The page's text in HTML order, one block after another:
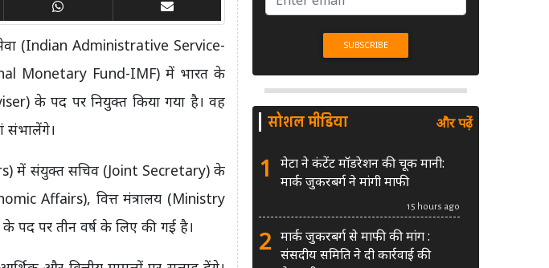
(Indian Administrative Service-
Monetary Fund-IMF) में भारत के
के पद पर नियुक्त किया गया है। वह
संभालेंगे।
में संयुक्त सचिव (Joint Secretary) के
Affairs), वित्त मंत्रालय (Ministry
पद पर तीन वर्ष के लिए की गई है।
सोशल मीडिया और पढ़ें
1
मेटा ने कंटेंट मॉडरेशन की चूक मानी:
मार्क जुकरबर्ग ने मांगी माफी
15 hours ago
2 मार्क जुकरबर्ग से माफी की मांग :
संसदीय समिति ने दी कार्रवाई की